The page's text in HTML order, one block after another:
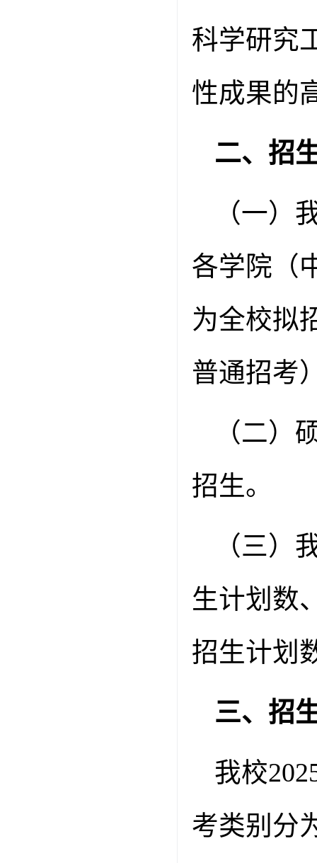
科学研究
性成果的
二、招
（一）
各学院（
为全校拟
普通招考
（二）
招生。
（三）
生计划数
招生计划
三、招
我校
考类别分